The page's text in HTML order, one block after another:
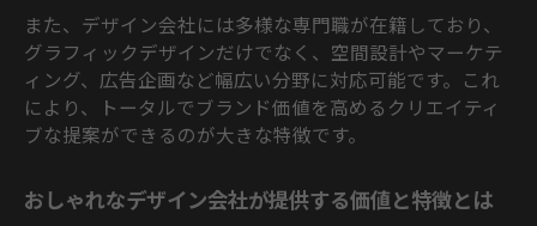
また、デザイン会社には多様な専門職が在籍しており、
グラフィックデザインだけでなく、空間設計やマーケテ
ィング、広告企画など幅広い分野に対応可能です。これ
により、トータルでブランド価値を高めるクリエイティ
ブな提案ができるのが大きな特徴です。
おしゃれなデザイン会社が提供する価値と特徴とは